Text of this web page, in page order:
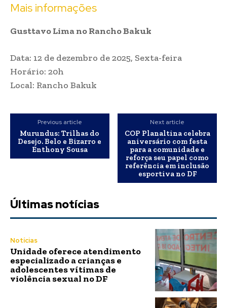
Mais informações
Gusttavo Lima no Rancho Bakuk
Data: 12 de dezembro de 2025, Sexta-feira
Horário: 20h
Local: Rancho Bakuk
Previous article
Murundus: Trilhas do
Desejo. Belo e Bizarro e
Enthony Sousa
Next article
COP Planaltina celebra
aniversário com festa
para a comunidade e
reforça seu papel como
referência em inclusão
esportiva no DF
Últimas notícias
Notícias
Unidade oferece atendimento
especializado a crianças e
adolescentes vítimas de
violência sexual no DF